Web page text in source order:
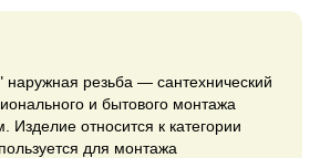
наружная резьба — сантехнический
и бытового монтажа
Изделие относится к категории
для монтажа